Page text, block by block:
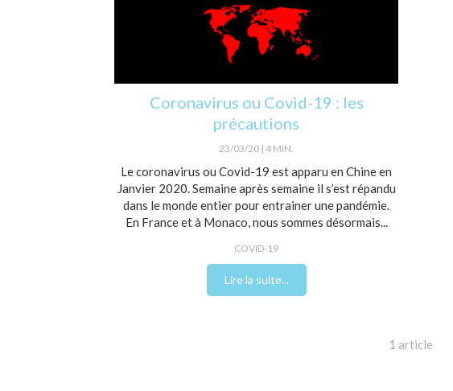
Coronavirus ou Covid-19 : les
précautions
23/03/20 4 MIN.
Le coronavirus ou Covid-19 est apparu en Chine en
Janvier 2020. Semaine après semaine il s’est répandu
dans le monde entier pour entrainer une pandémie.
En France et à Monaco, nous sommes désormais...
COVID-19
Lire la suite...
1 article